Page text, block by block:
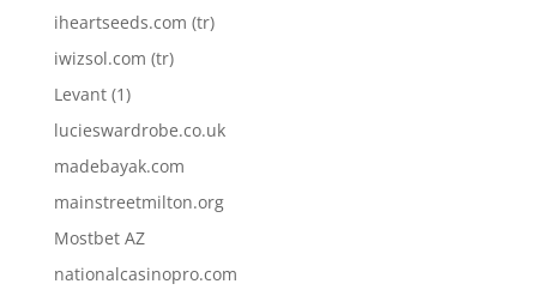
iheartseeds.com (tr)
iwizsol.com (tr)
Levant (1)
lucieswardrobe.co.uk
madebayak.com
mainstreetmilton.org
Mostbet AZ
nationalcasinopro.com